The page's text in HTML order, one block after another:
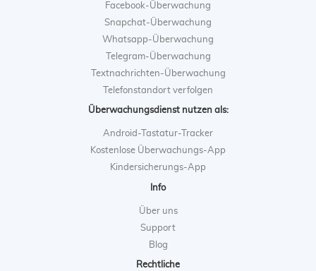
Facebook-Überwachung
Snapchat-Überwachung
Whatsapp-Überwachung
Telegram-Überwachung
Textnachrichten-Überwachung
Telefonstandort verfolgen
Überwachungsdienst nutzen als:
Android-Tastatur-Tracker
Kostenlose Überwachungs-App
Kindersicherungs-App
Info
Über uns
Support
Blog
Rechtliche